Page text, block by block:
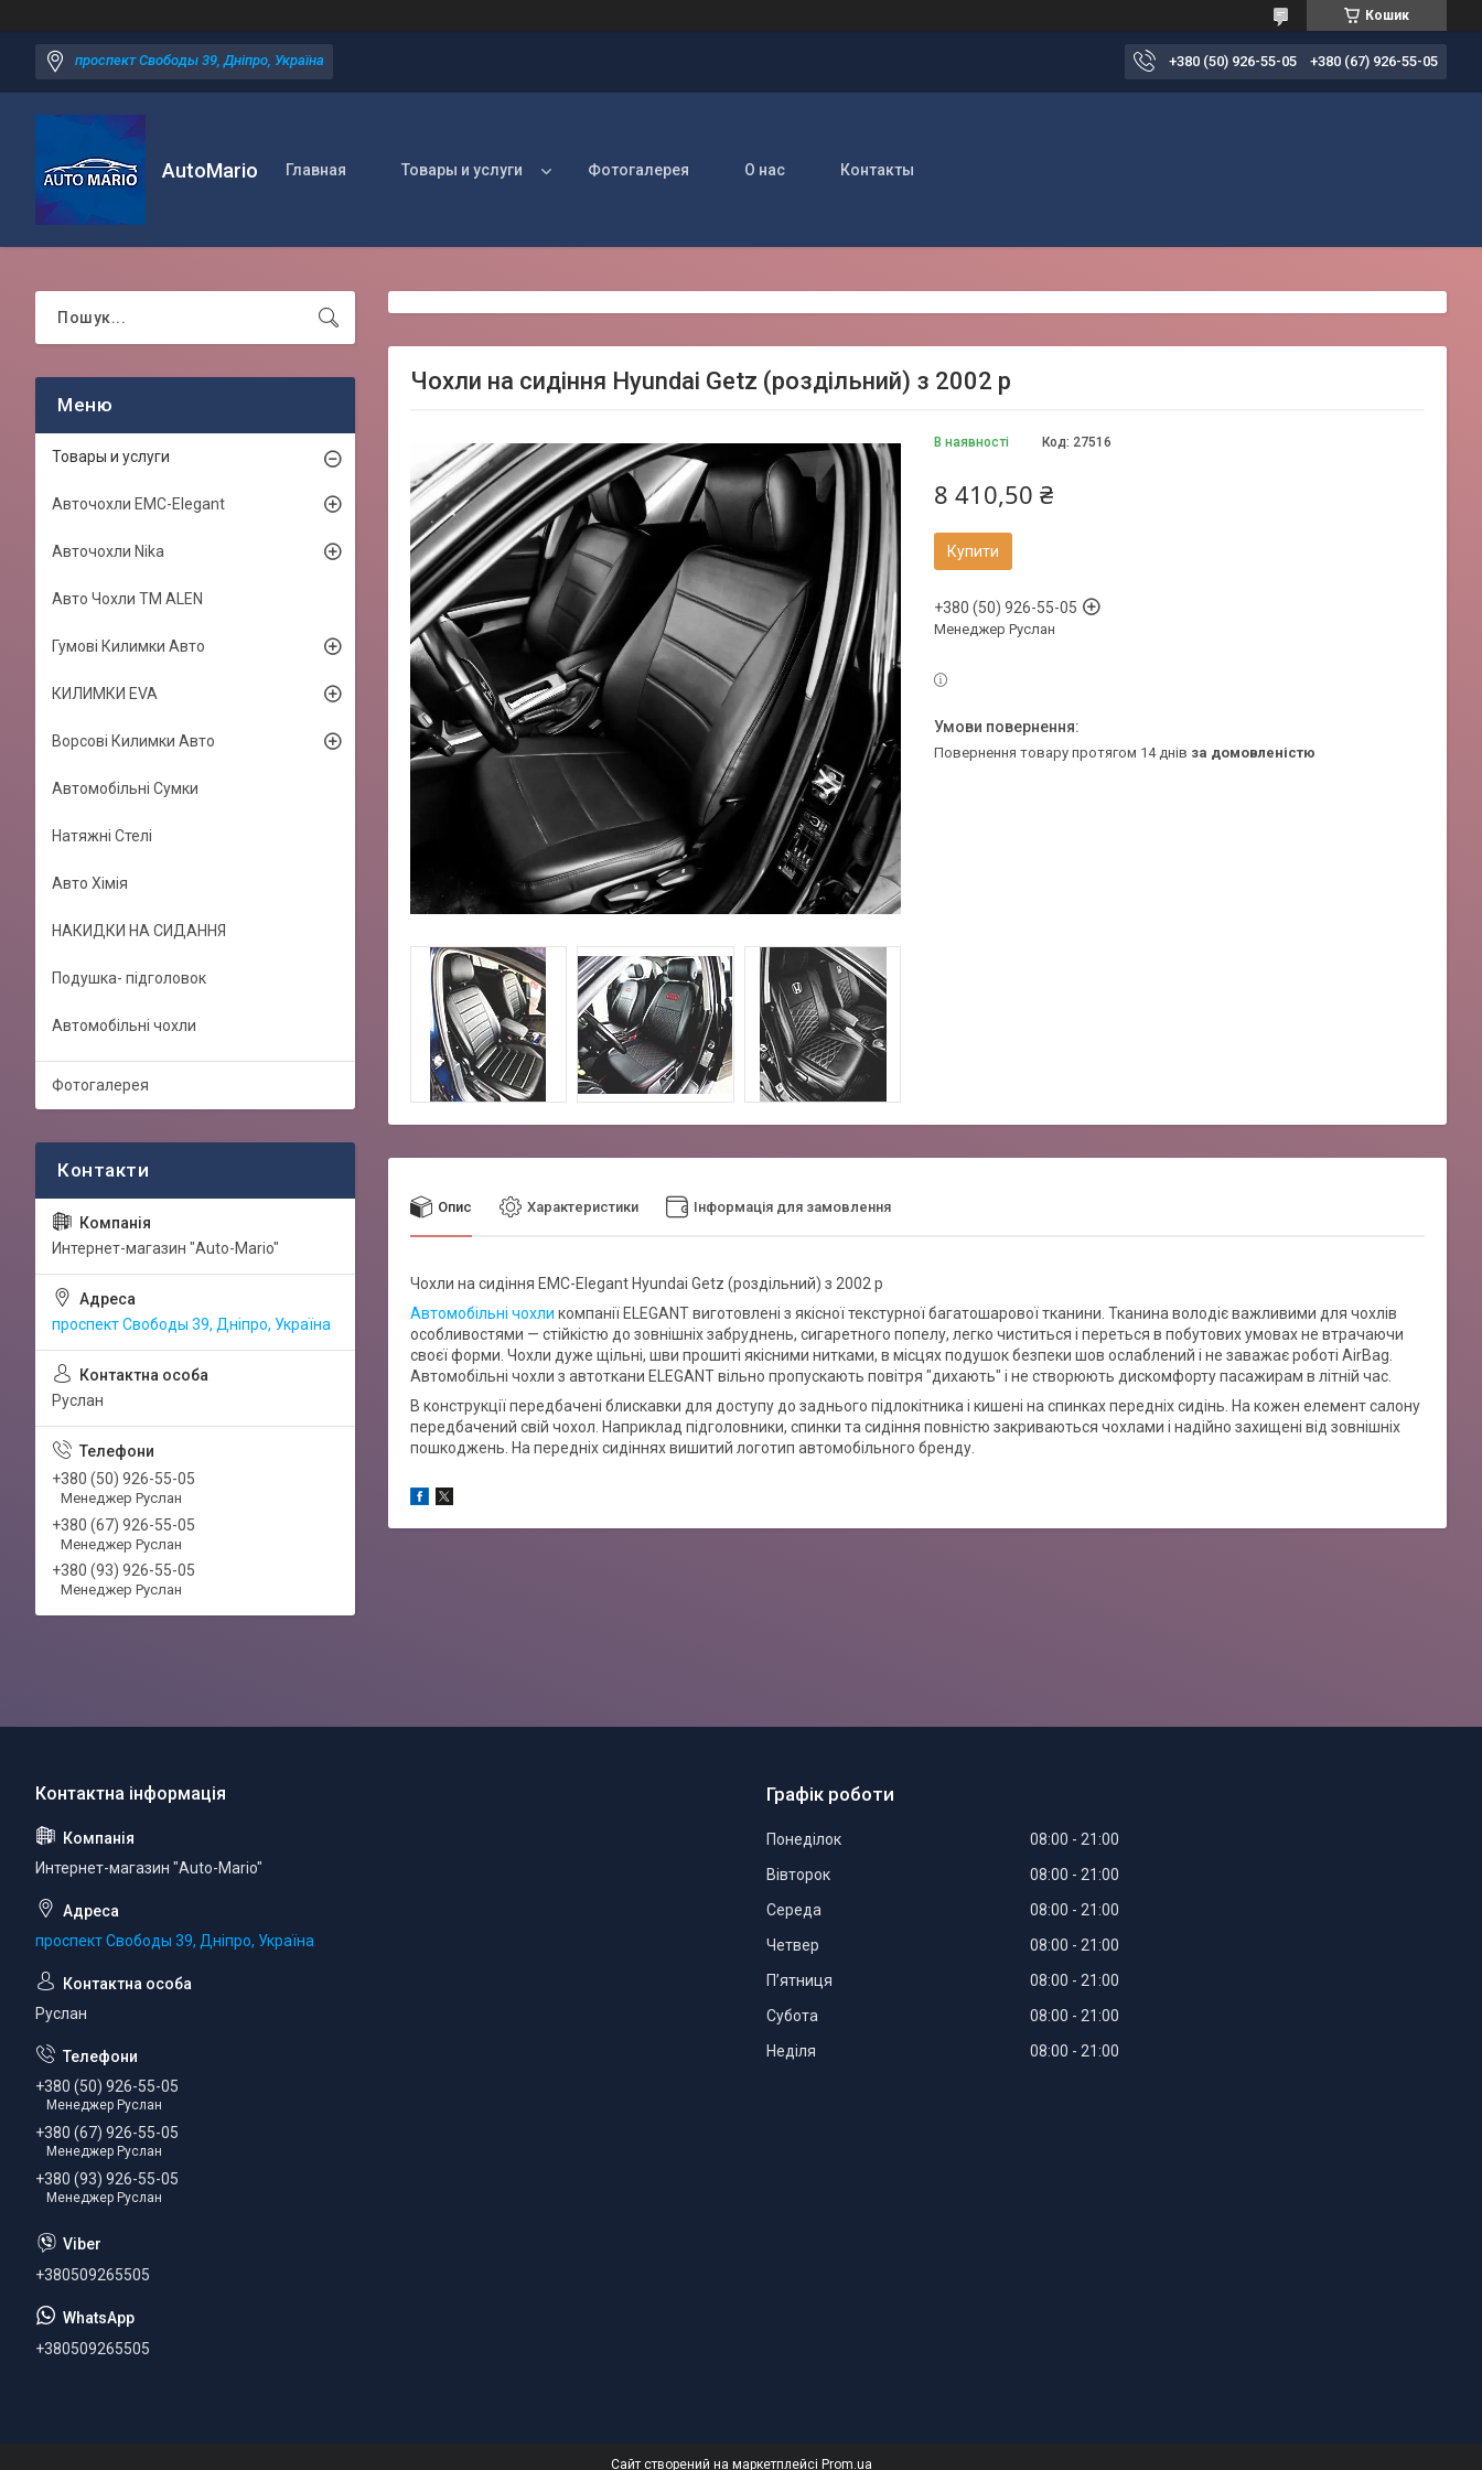
Кошик
проспект Свободы 39, Дніпро, Україна +380 (50) 926-55-05 +380 (67) 926-55-05
AutoMario Главная Товары и услуги Фотогалерея О нас Контакты
Чохли на сидіння Hyundai Getz (роздільний) з 2002 р
В наявності Код: 27516
8 410,50 ₴
Купити
+380 (50) 926-55-05
Менеджер Руслан
повернення товару протягом 14 днів за домовленістю
Опис Характеристики Інформація для замовлення
Чохли на сидіння EMC-Elegant Hyundai Getz (роздільний) з 2002 р
Автомобільні чохли компанії ELEGANT виготовлені з якісної текстурної багатошарової тканини. Тканина володіє важливими для чохлів
особливостями — стійкістю до зовнішніх забруднень, сигаретного попелу, легко чиститься і переться в побутових умовах не втрачаючи
своєї форми. Чохли дуже щільні, шви прошиті якісними нитками, в місцях подушок безпеки шов ослаблений і не заважає роботі AirBag.
Автомобільні чохли з автоткани ELEGANT вільно пропускають повітря "дихають" і не створюють дискомфорту пасажирам в літній час.
В конструкції передбачені блискавки для доступу до заднього підлокітника і кишені на спинках передніх сидінь. На кожен елемент салону
передбачений свій чохол. Наприклад підголовники, спинки та сидіння повністю закриваються чохлами і надійно захищені від зовнішніх
пошкоджень. На передніх сидіннях вишитий логотип автомобільного бренду.
Товары и услуги
Авточохли EMC-Elegant
Авточохли Nika
Авто Чохли TM ALEN
Гумові Килимки Авто
КИЛИМКИ EVA
Ворсові Килимки Авто
Автомобільні Сумки
Натяжні Стелі
Авто Хімія
НАКИДКИ НА СИДАННЯ
Подушка- підголовок
Автомобільні чохли
Фотогалерея
Интернет-магазин "Auto-Mario"
проспект Свободы 39, Дніпро, Україна
Руслан
+380 (50) 926-55-05
Менеджер Руслан
+380 (67) 926-55-05
Менеджер Руслан
+380 (93) 926-55-05
Менеджер Руслан
Интернет-магазин "Auto-Mario"
проспект Свободы 39, Дніпро, Україна
Руслан
+380 (50) 926-55-05
Менеджер Руслан
+380 (67) 926-55-05
Менеджер Руслан
+380 (93) 926-55-05
Менеджер Руслан
+380509265505
+380509265505
Графік роботи
Понеділок 08:00
21:00
Вівторок
08:00
21:00
Середа
08:00
21:00
Четвер
08:00
21:00
Пʼятниця
08:00
21:00
Субота
08:00
21:00
Неділя
08:00 21:00
Сайт створений на маркетплейсі Prom.ua